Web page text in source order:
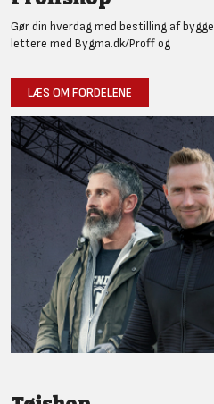
Gør din hverdag med bestilling af
lettere med Bygma.dk/Proff og
LÆS OM FORDELENE